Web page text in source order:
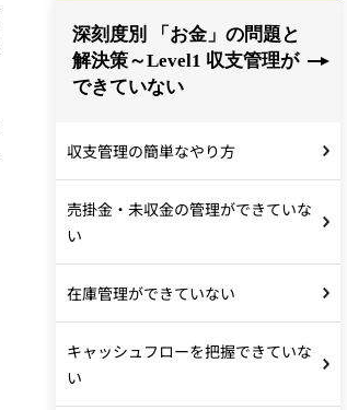
深刻度別 「お金」の問題と
解決策～Level1 収支管理が
できていない
収支管理の簡単なやり方
売掛金・未収金の管理ができていな
い
在庫管理ができていない
キャッシュフローを把握できていな
い